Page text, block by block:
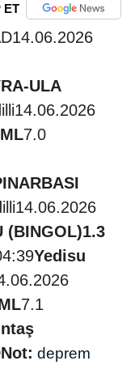
ET
ULA
7.0
(BINGOL)1.3
Yedisu
7.1
Not: deprem